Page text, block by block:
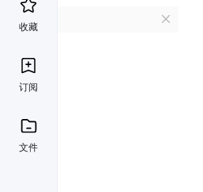
收藏
订阅
文件